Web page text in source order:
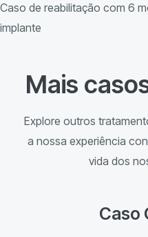
Caso de reabilitação com 6
implante
Mais
Explore outros
a nossa experiência
vida dos
Caso